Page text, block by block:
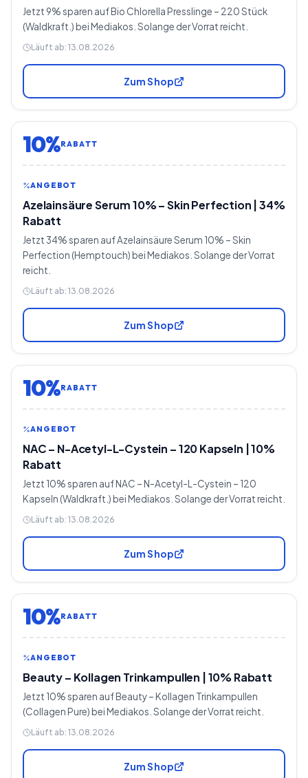
Jetzt 9% sparen auf Bio Chlorella Presslinge – 220 Stück
(Waldkraft.) bei Mediakos. Solange der Vorrat reicht.
Läuft ab: 13.08.2026
Zum Shop
10%RABATT
ANGEBOT
Azelainsäure Serum 10% – Skin Perfection | 34%
Rabatt
Jetzt 34% sparen auf Azelainsäure Serum 10% – Skin
Perfection (Hemptouch) bei Mediakos. Solange der Vorrat
reicht.
Läuft ab: 13.08.2026
Zum Shop
10%RABATT
ANGEBOT
NAC – N-Acetyl-L-Cystein – 120 Kapseln | 10%
Rabatt
Jetzt 10% sparen auf NAC – N-Acetyl-L-Cystein – 120
Kapseln (Waldkraft.) bei Mediakos. Solange der Vorrat reicht.
Läuft ab: 13.08.2026
Zum Shop
10%RABATT
ANGEBOT
Beauty – Kollagen Trinkampullen | 10% Rabatt
Jetzt 10% sparen auf Beauty – Kollagen Trinkampullen
(Collagen Pure) bei Mediakos. Solange der Vorrat reicht.
Läuft ab: 13.08.2026
Zum Shop